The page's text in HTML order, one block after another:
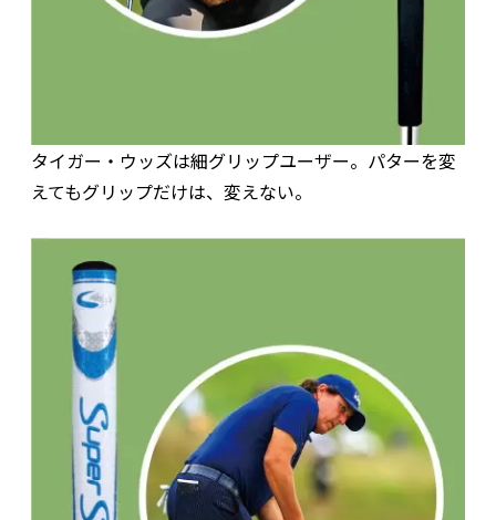
タイガー・ウッズは細グリップユーザー。パターを変
えてもグリップだけは、変えない。